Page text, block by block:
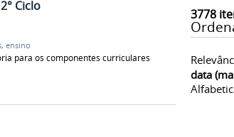
3778
data
Ciclo
, ensino
para os componentes curriculares